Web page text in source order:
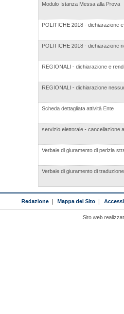
Modulo Istanza Messa alla Prova
POLITICHE 2018 - dichiarazione
POLITICHE 2018 - dichiarazione
REGIONALI - dichiarazione e
REGIONALI - dichiarazione
Scheda dettagliata attività Ente
servizio elettorale - cancellazione
Verbale di giuramento di perizia
Verbale di giuramento di
Redazione| Mappa del Sito|
Sito web